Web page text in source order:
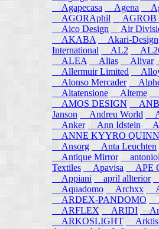
Agapecasa
Agena
AGORAphil
AGROB
Aico Design
Air
AKABA
Akari-Design
International
AL2
ALEA
Alias Alivar
Allermuir Limited
Alonso Mercader
Altatensione
Alteme
AMOS DESIGN
ANB
Janson
Andreu World
Anker
Ann Idstein
ANNE KYYRO QUINN
Ansorg
Anta Leuchten
Antique Mirror
Textiles
Apavisa APE
Appiani
april allterior
Aquadomo
Archxx
ARDEX-PANDOMO
ARFLEX
ARIDI
ARKOSLIGHT
Arktis